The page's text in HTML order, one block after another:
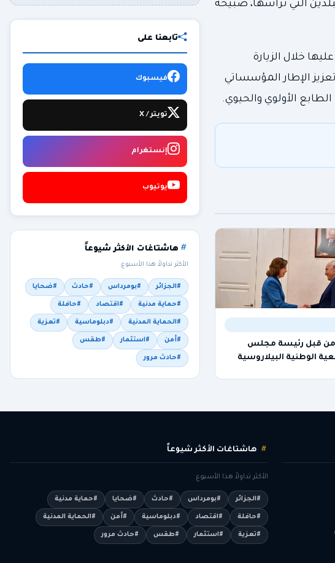
التي ترأسها، صبيحة
خلال الزيارة
الإطار المؤسساتي
الأولوي والحيوي.
قبل رئيسة مجلس
الوطنية البيلاروسية
تابعنا على
فيسبوك
تويتر / X
إنستغرام
يوتيوب
هاشتاغات الأكثر شيوعاً
الأكثر تداولاً هذا الأسبوع
#الجزائر #بومرداس #حادث #ضحايا
#حماية مدنية #اقتصاد #حافلة
#الحماية المدنية #دبلوماسية #تعزية
#أمن #استثمار #طقس
#حادث مرور
هاشتاغات الأكثر شيوعاً
الأكثر تداولاً هذا الأسبوع
#الجزائر #بومرداس #حادث #ضحايا #حماية مدنية
#حافلة #اقتصاد #دبلوماسية #أمن #الحماية المدنية
#تعزية #استثمار #طقس #حادث مرور